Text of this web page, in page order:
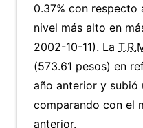
0.37% con respecto
nivel más alto en
2002-10-11). La
(573.61 pesos) en
año anterior y subió
comparando con el
anterior.